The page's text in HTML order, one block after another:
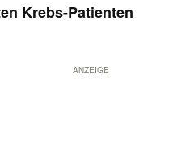
Krebs-Patienten
ANZEIGE